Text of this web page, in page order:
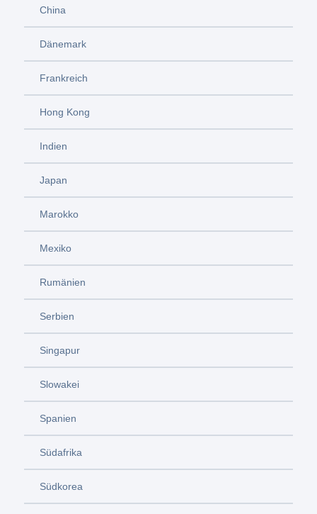
China
Dänemark
Frankreich
Hong Kong
Indien
Japan
Marokko
Mexiko
Rumänien
Serbien
Singapur
Slowakei
Spanien
Südafrika
Südkorea